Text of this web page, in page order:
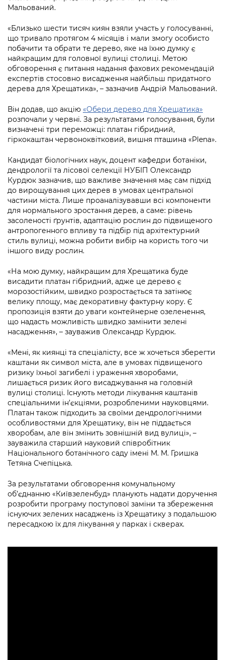
Підприємства, установи, організації
Kyiv International Relations
Річні звіти
Гендерна політика
Безбар'єрність
Київська міська військова адміністрація
Безбар'єрність
Портал послуг
Міський застосунок Київ Цифровий
Уряд» – місцевий рівень»
Важливе під час воєнного стану
Про відкриті дані
Портал даних Києва
Публічні дашборди
Мальований.
«Близько шести тисяч киян взяли участь у голосуванні,
що тривало протягом 4 місяців і мали змогу особисто
побачити та обрати те дерево, яке на їхню думку є
найкращим для головної вулиці столиці. Метою
обговорення є питання надання фахових рекомендацій
експертів стосовно висадження найбільш придатного
дерева для Хрещатика», – зазначив Андрій Мальований.
Він додав, що акцію «Обери дерево для Хрещатика»
розпочали у червні. За результатами голосування, були
визначені три переможці: платан гібридний,
гіркокаштан червоноквітковий, вишня пташина «Plena».
Кандидат біологічних наук, доцент кафедри ботаніки,
дендрології та лісової селекції НУБІП Олександр
Курдюк зазначив, що важливе значення має сам підхід
до вирощування цих дерев в умовах центральної
частини міста. Лише проаналізувавши всі компоненти
для нормального зростання дерев, а саме: рівень
засоленості ґрунтів, адаптацію рослин до підвищеного
антропогенного впливу та підбір під архітектурний
стиль вулиці, можна робити вибір на користь того чи
іншого виду рослин.
«На мою думку, найкращим для Хрещатика буде
висадити платан гібридний, адже це дерево є
морозостійким, швидко розростається та затінює
велику площу, має декоративну фактурну кору. Є
пропозиція взяти до уваги контейнерне озеленення,
що надасть можливість швидко замінити зелені
насадження», – зауважив Олександр Курдюк.
«Мені, як киянці та спеціалісту, все ж хочеться зберегти
каштани як символ міста, але в умовах підвищеного
ризику їхньої загибелі і ураження хворобами,
лишається ризик його висаджування на головній
вулиці столиці. Існують методи лікування каштанів
спеціальними ін’єкціями, розробленими науковцями.
Платан також підходить за своїми дендрологічними
особливостями для Хрещатику, він не піддається
хворобам, але він змінить зовнішній вид вулиці», –
зауважила старший науковий співробітник
Національного ботанічного саду імені М. М. Гришка
Тетяна Счепіцька.
За результатами обговорення комунальному
об’єднанню «Київзеленбуд» планують надати доручення
розробити програму поступової заміни та збереження
існуючих зелених насаджень із Хрещатику з подальшою
пересадкою їх для лікування у парках і скверах.